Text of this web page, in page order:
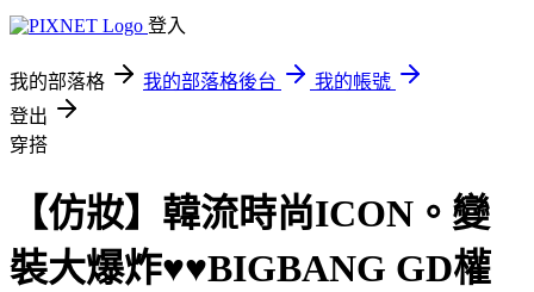
登入
我的部落格 我的部落格後台
我的帳號
登出
穿搭
【仿妝】韓流時尚ICON。變
裝大爆炸♥♥BIGBANG GD權